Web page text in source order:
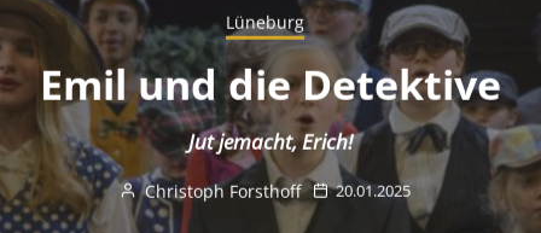
Lüneburg
Emil und die Detektive
Jut jemacht, Erich!
Christoph Forsthoff 20.01.2025